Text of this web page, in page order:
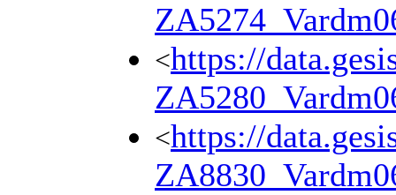
<https://
<https://